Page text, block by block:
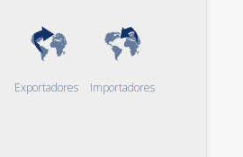
Exportadores Importadores